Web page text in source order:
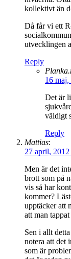
kollektivt än
Då får vi ett
utvecklingen
Reply
16
Det är
väldigt
Reply
Mattias:
27 april,
Men är det
brott som på
vis så har
kommer?
upptäcker att
att man
Sen i allt
notera att det
som är